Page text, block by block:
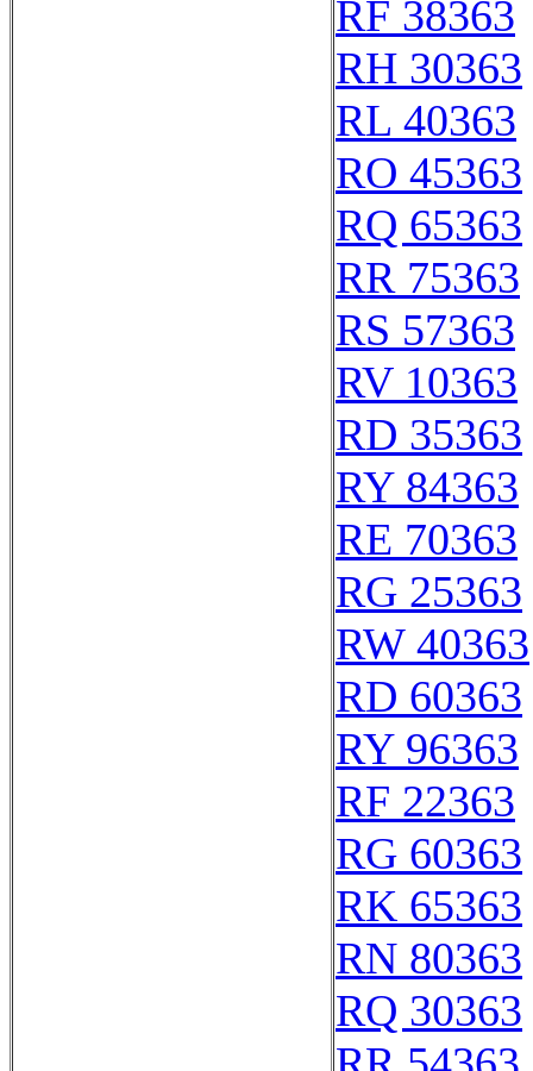
RF 38363
RH 30363
RL 40363
RO 45363
RQ 65363
RR 75363
RS 57363
RV 10363
RD 35363
RY 84363
RE 70363
RG 25363
RW 40363
RD 60363
RY 96363
RF 22363
RG 60363
RK 65363
RN 80363
RQ 30363